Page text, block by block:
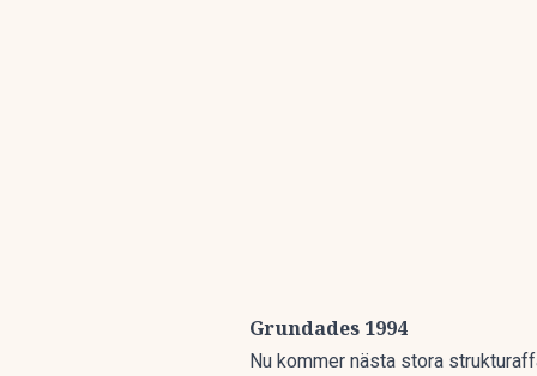
Grundades 1994
Nu kommer nästa stora